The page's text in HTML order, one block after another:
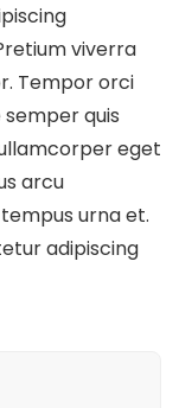
viverra
Tempor orci
quis
eget
arcu
urna et.
adipiscing